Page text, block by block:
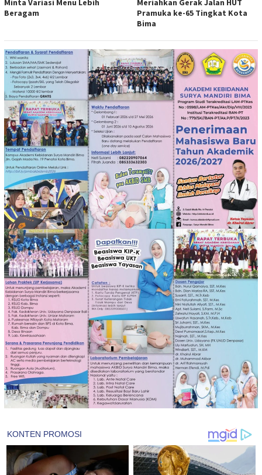
Minta Variasi Menu Lebih
Beragam
Meriahkan Gerak Jalan HUT
Pramuka ke-65 Tingkat Kota
Bima